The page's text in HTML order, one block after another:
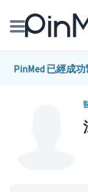
線上預約醫師、
PinMed 已經成